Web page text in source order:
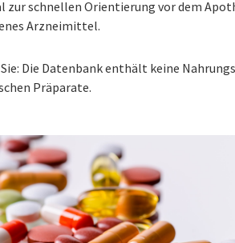
zur schnellen Orientierung vor dem
Arzneimittel.
Die Datenbank enthält keine
Präparate.